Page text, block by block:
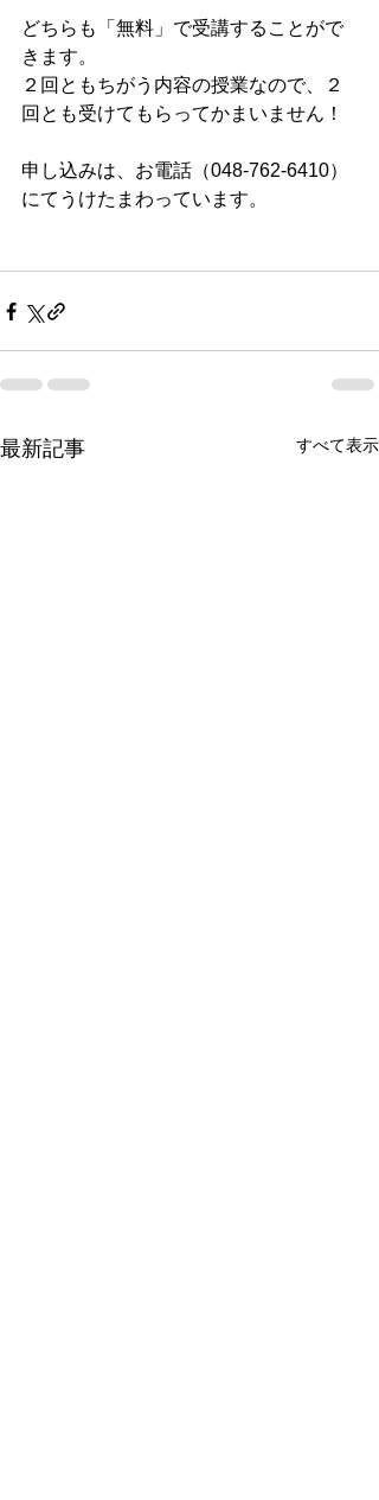
どちらも「無料」で受講することがで
きます。
２回ともちがう内容の授業なので、２
回とも受けてもらってかまいません！
申し込みは、お電話（048-762-6410）
にてうけたまわっています。
最新記事 すべて表示